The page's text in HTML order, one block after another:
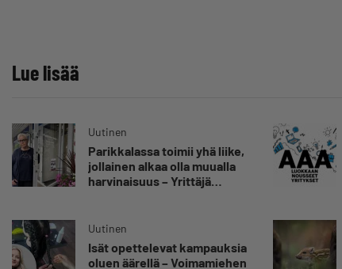
Lue lisää
Uutinen
Parikkalassa toimii yhä liike,
jollainen alkaa olla muualla
harvinaisuus – Yrittäjä
omansa
Uutinen
Isät opettelevat kampauksia
oluen äärellä – Voimamiehen